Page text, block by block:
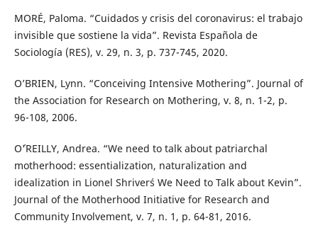
MORÉ, Paloma. “Cuidados y crisis del coronavirus: el trabajo
invisible que sostiene la vida”. Revista Española de
Sociología (RES), v. 29, n. 3, p. 737-745, 2020.
O’BRIEN, Lynn. “Conceiving Intensive Mothering”. Journal of
the Association for Research on Mothering, v. 8, n. 1-2, p.
96-108, 2006.
O´'REILLY, Andrea. “We need to talk about patriarchal
motherhood: essentialization, naturalization and
idealization in Lionel Shriver´s We Need to Talk about Kevin”.
Journal of the Motherhood Initiative for Research and
Community Involvement, v. 7, n. 1, p. 64-81, 2016.